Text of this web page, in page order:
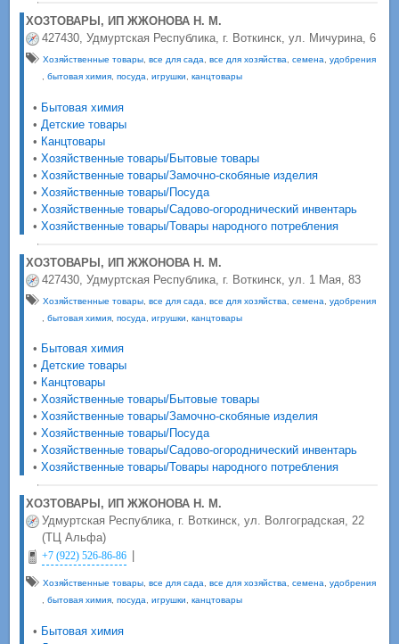
ХОЗТОВАРЫ, ИП ЖЖОНОВА Н. М.
427430, Удмуртская Республика, г. Воткинск, ул. Мичурина, 6
Хозяйственные товары, все для сада, все для хозяйства, семена, удобрения
, бытовая химия, посуда, игрушки, канцтовары
• Бытовая химия
• Детские товары
• Канцтовары
• Хозяйственные товары/Бытовые товары
• Хозяйственные товары/Замочно-скобяные изделия
• Хозяйственные товары/Посуда
• Хозяйственные товары/Садово-огороднический инвентарь
• Хозяйственные товары/Товары народного потребления
ХОЗТОВАРЫ, ИП ЖЖОНОВА Н. М.
427430, Удмуртская Республика, г. Воткинск, ул. 1 Мая, 83
Хозяйственные товары, все для сада все для хозяйства семена
удобрения
бытовая химия, посуда игрушки канцтовары
• Бытовая химия
• Детские товары
• Канцтовары
• Хозяйственные товары/Бытовые товары
• Хозяйственные товары/Замочно-скобяные изделия
• Хозяйственные товары/Посуда
• Хозяйственные товары/Садово-огороднический инвентарь
• Хозяйственные товары/Товары народного потребления
ХОЗТОВАРЫ, ИП ЖЖОНОВА Н. М.
Удмуртская Республика, г. Воткинск, ул. Волгоградская, 22
(ТЦ Альфа)
+7 (922) 526-86-86
Хозяйственные товары, все для сада все для хозяйства семена
удобрения
бытовая химия, посуда игрушки канцтовары
• Бытовая химия